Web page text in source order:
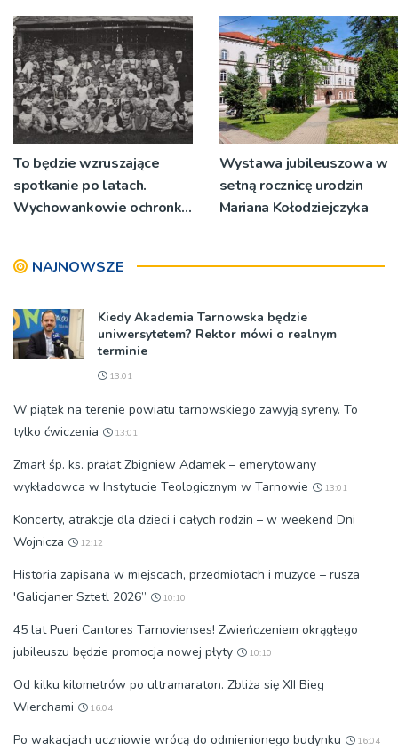
wnioski
To będzie wzruszające
spotkanie po latach.
Wychowankowie ochronki
Wystawa jubileuszowa w
setną rocznicę urodzin
Mariana Kołodziejczyka
NAJNOWSZE
Kiedy Akademia Tarnowska będzie
uniwersytetem? Rektor mówi o realnym
terminie
13:01
W piątek na terenie powiatu tarnowskiego zawyją syreny. To
tylko ćwiczenia
13:01
Zmarł śp. ks. prałat Zbigniew Adamek – emerytowany
wykładowca w Instytucie Teologicznym w Tarnowie
13:01
Koncerty, atrakcje dla dzieci i całych rodzin – w weekend Dni
Wojnicza
12:12
Historia zapisana w miejscach, przedmiotach i muzyce – rusza
'Galicjaner Sztetl 2026”
10:10
45 lat Pueri Cantores Tarnovienses! Zwieńczeniem okrągłego
jubileuszu będzie promocja nowej płyty
10:10
Od kilku kilometrów po ultramaraton. Zbliża się XII Bieg
Wierchami
16:04
Po wakacjach uczniowie wrócą do odmienionego budynku 16:04